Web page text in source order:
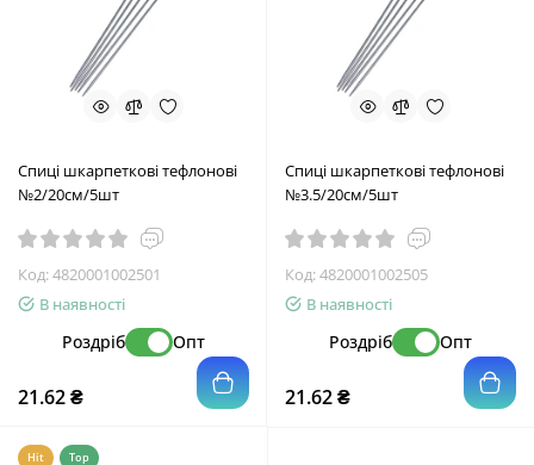
Спиці шкарпеткові тефлонові
№2/20см/5шт
Код:4820001002501
В наявності
Роздріб Опт
21.62 ₴
Спиці шкарпеткові тефлонові
№3.5/20см/5шт
Код:4820001002505
В наявності
Роздріб Опт
21.62 ₴
Hit Top